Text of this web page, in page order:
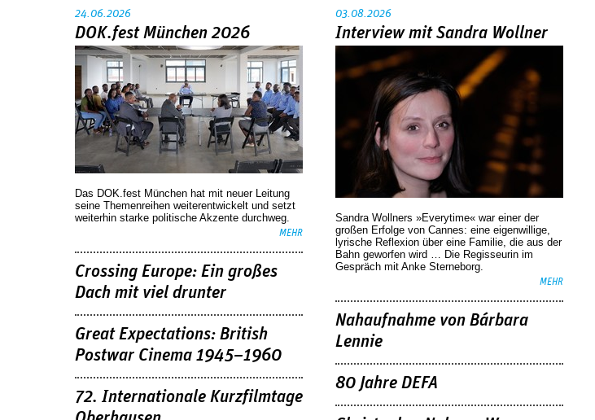
24.06.2026
DOK.fest München 2026
Das DOK.fest München hat mit neuer Leitung
seine Themenreihen weiterentwickelt und setzt
weiterhin starke politische Akzente durchweg.
MEHR
Crossing Europe: Ein großes
Dach mit viel drunter
Great Expectations: British
Postwar Cinema 1945–1960
72. Internationale Kurzfilmtage
03.08.2026
Interview mit Sandra Wollner
Sandra Wollners »Everytime« war einer der
großen Erfolge von Cannes: eine eigenwillige,
lyrische Reflexion über eine ­Familie, die aus der
Bahn geworfen wird … Die Regisseurin im
Gespräch mit Anke Sterneborg.
MEHR
Nahaufnahme von Bárbara
Lennie
80 Jahre DEFA